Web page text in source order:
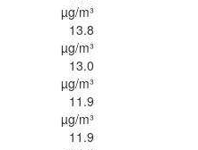
µg/m³
13.8
µg/m³
13.0
µg/m³
11.9
µg/m³
11.9